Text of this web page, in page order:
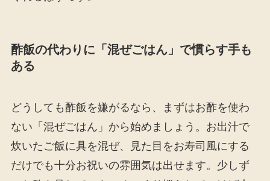
酢飯の代わりに「混ぜごはん」で慣らす手も
ある
どうしても酢飯を嫌がるなら、まずはお酢を使わ
ない「混ぜごはん」から始めましょう。お出汁で
炊いたご飯に具を混ぜ、見た目をお寿司風にする
だけでも十分お祝いの雰囲気は出せます。少しず